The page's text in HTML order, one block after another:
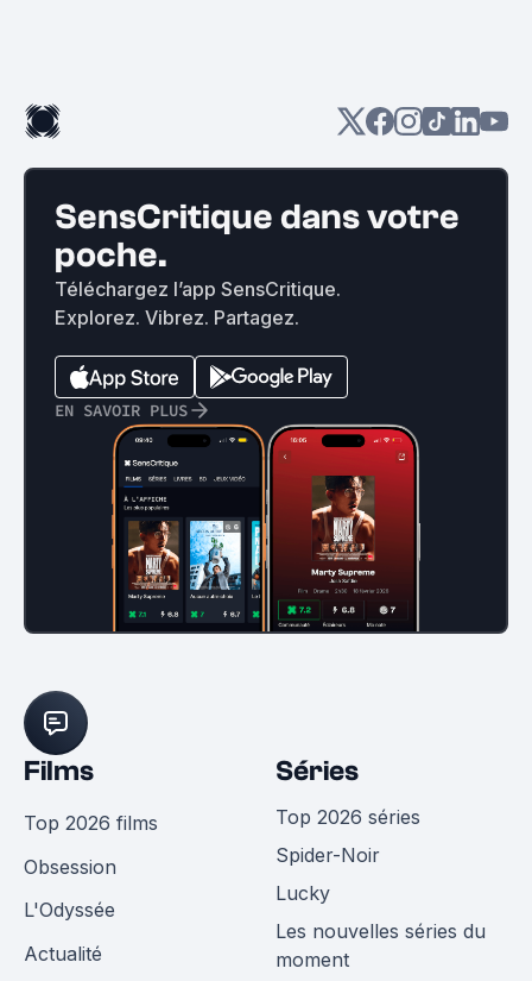
SensCritique dans votre
poche.
Téléchargez l’app SensCritique.
Explorez. Vibrez. Partagez.
EN SAVOIR PLUS
Films
Top 2026 films
Obsession
L'Odyssée
Actualité
Séries
Top 2026 séries
Spider-Noir
Lucky
Les nouvelles séries du
moment